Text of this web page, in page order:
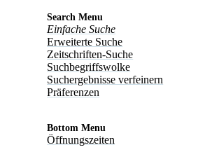
Search Menu
Einfache Suche
Erweiterte Suche
Zeitschriften-Suche
Suchbegriffswolke
Suchergebnisse verfeinern
Präferenzen
Bottom Menu
Öffnungszeiten